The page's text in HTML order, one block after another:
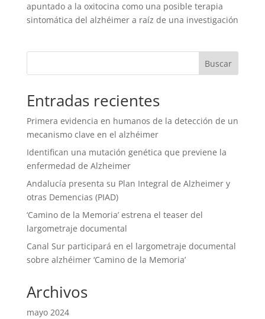
apuntado a la oxitocina como una posible terapia
sintomática del alzhéimer a raíz de una investigación
Entradas recientes
Primera evidencia en humanos de la detección de un
mecanismo clave en el alzhéimer
Identifican una mutación genética que previene la
enfermedad de Alzheimer
Andalucía presenta su Plan Integral de Alzheimer y
otras Demencias (PIAD)
‘Camino de la Memoria’ estrena el teaser del
largometraje documental
Canal Sur participará en el largometraje documental
sobre alzhéimer ‘Camino de la Memoria’
Archivos
mayo 2024